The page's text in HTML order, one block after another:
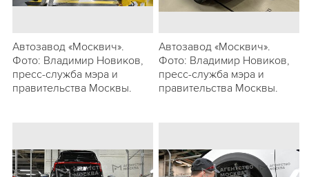
Автозавод «Москвич».
Фото: Владимир Новиков,
пресс-служба мэра и
правительства Москвы.
Автозавод «Москвич».
Фото: Владимир Новиков,
пресс-служба мэра и
правительства Москвы.